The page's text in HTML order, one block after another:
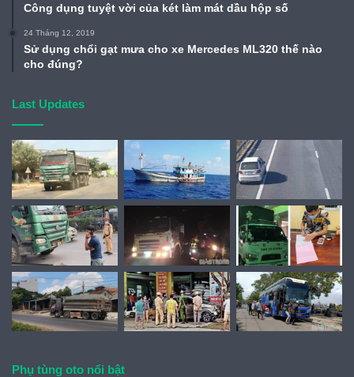
Công dụng tuyệt vời của két làm mát dầu hộp số
24 Tháng 12, 2019
Sử dụng chổi gạt mưa cho xe Mercedes ML320 thế nào
cho đúng?
Last Updates
Phụ tùng oto nổi bật